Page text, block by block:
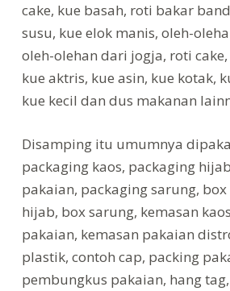
cake, kue basah, roti bakar
susu, kue elok manis, oleh-
oleh-olehan dari jogja, roti
kue aktris, kue asin, kue kotak,
kue kecil dan dus makanan
Disamping itu umumnya
packaging kaos, packaging
pakaian, packaging sarung,
hijab, box sarung, kemasan
pakaian, kemasan pakaian
plastik, contoh cap, packing
pembungkus pakaian, hang